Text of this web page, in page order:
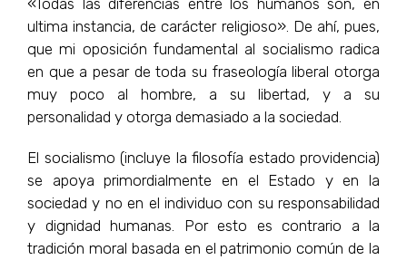
ultima instancia, de carácter religioso». De ahí, pues,
que mi oposición fundamental al socialismo radica
en que a pesar de toda su fraseología liberal otorga
muy poco al hombre, a su libertad, y a su
personalidad y otorga demasiado a la sociedad.
El socialismo (incluye la filosofía estado providencia)
se apoya primordialmente en el Estado y en la
sociedad y no en el individuo con su responsabilidad
y dignidad humanas. Por esto es contrario a la
tradición moral basada en el patrimonio común de la